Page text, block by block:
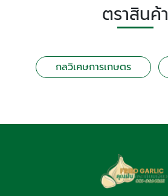
ตราสินค้า
กลวิเศษการเกษตร